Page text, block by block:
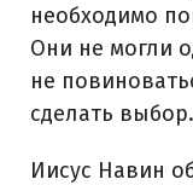
необходимо
Они не могли
не
сделать выбор.
Иисус Навин